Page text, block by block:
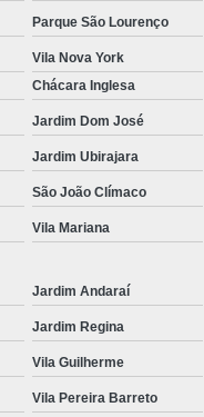
Parque São Lourenço
Vila Nova York
Chácara Inglesa
Jardim Dom José
Jardim Ubirajara
São João Clímaco
Vila Mariana
Jardim Andaraí
Jardim Regina
Vila Guilherme
Vila Pereira Barreto